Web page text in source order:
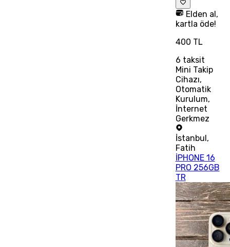
Elden al,
kartla öde!
400 TL
6 taksit
Mini Takip
Cihazı,
Otomatik
Kurulum,
İnternet
Gerkmez
İstanbul ,
Fatih
İPHONE 16
PRO 256GB
TR